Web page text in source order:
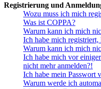
Registrierung und
Wozu muss ich mich
Was ist COPPA?
Warum kann ich mich
Ich habe mich
Warum kann ich mich
Ich habe mich vor
nicht mehr anmelden?!
Ich habe mein Passwort
Warum werde ich